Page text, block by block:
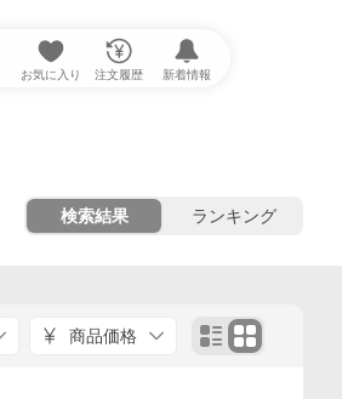
お気に入り 注文履歴 新着情報
検索結果 ランキング
商品価格